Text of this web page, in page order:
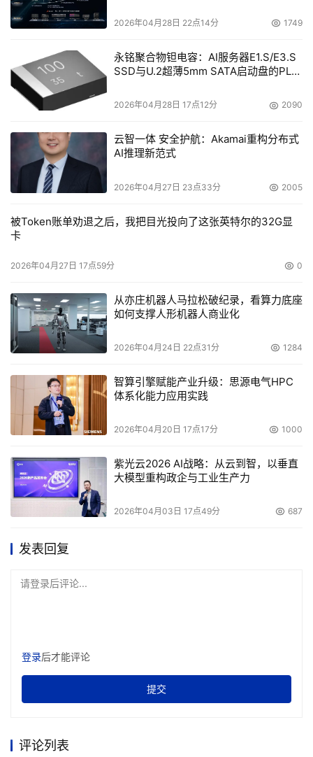
2026年04月28日 22点14分 1749
永铭聚合物钽电容：AI服务器E1.S/E3.S
SSD与U.2超薄5mm SATA启动盘的PLP
2026年04月28日 17点12分 2090
云智一体 安全护航：Akamai重构分布式
AI推理新范式
2026年04月27日 23点33分 2005
被Token账单劝退之后，我把目光投向了这张英特尔的32G显
卡
2026年04月27日 17点59分 0
从亦庄机器人马拉松破纪录，看算力底座
如何支撑人形机器人商业化
2026年04月24日 22点31分 1284
智算引擎赋能产业升级：思源电气HPC
体系化能力应用实践
2026年04月20日 17点17分 1000
紫光云2026 AI战略：从云到智，以垂直
大模型重构政企与工业生产力
2026年04月03日 17点49分 687
发表回复
请登录后评论...
登录后才能评论
提交
评论列表